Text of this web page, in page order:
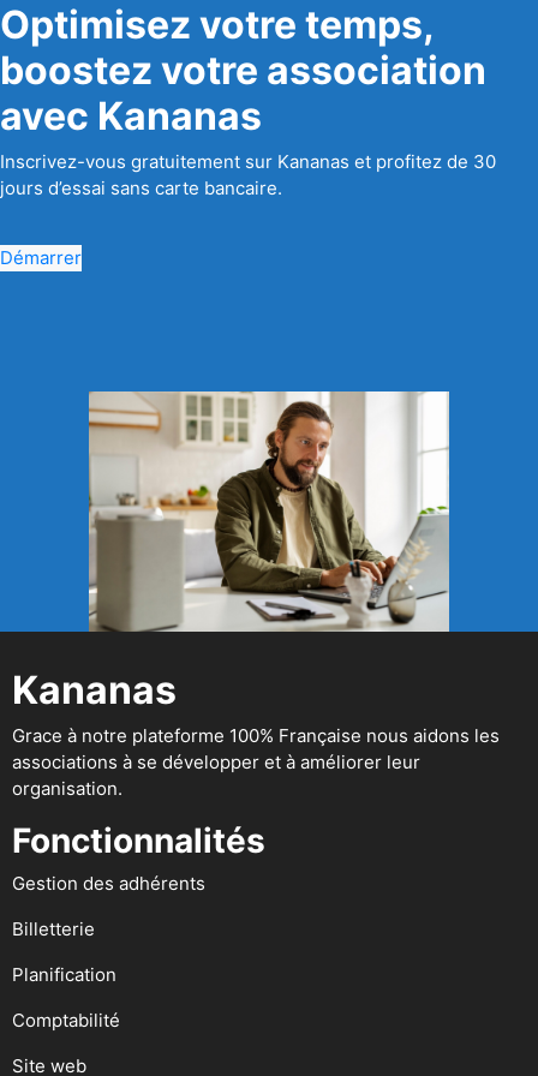
Optimisez votre temps,
boostez votre association
avec Kananas
Inscrivez-vous gratuitement sur Kananas et profitez de 30
jours d’essai sans carte bancaire.
Démarrer
Kananas
Grace à notre plateforme 100% Française nous aidons les
associations à se développer et à améliorer leur
organisation.
Fonctionnalités
Gestion des adhérents
Billetterie
Planification
Comptabilité
Site web